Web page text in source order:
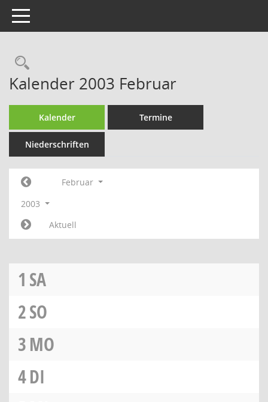
Toggle navigation
Rechercheauswahl
Kalender 2003 Februar
Kalender Termine
Niederschriften
Februar
2003
Aktuell
1 SA
2SO
3MO
4DI